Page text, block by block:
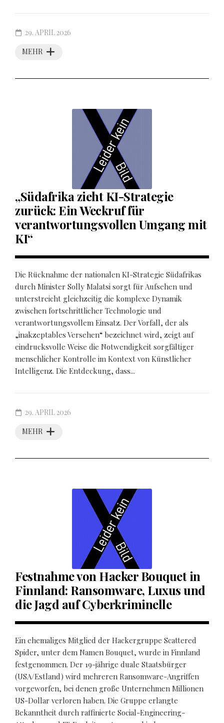
MEHR
29. APRIL 2026
„Südafrika zieht KI-Strategie
zurück: Ein Weckruf für
verantwortungsvollen Umgang mit
KI“
Die Rücknahme der nationalen KI-Strategie Südafrikas
durch Minister Solly Malatsi sorgt für Aufsehen und
unterstreicht gleichzeitig die komplexe Dynamik
zwischen fortschrittlicher Technologie und
verantwortungsvollem Einsatz. Der Vorfall, der als
„inakzeptables Versehen“ bezeichnet wird, zeigt auf
eindrucksvolle Weise die Notwendigkeit sorgfältiger
menschlicher Kontrolle im Kontext von Künstlicher
Intelligenz. Die Entdeckung, dass...
MEHR
29. APRIL 2026
Festnahme von Hacker Bouquet in
Finnland: Ransomware, Luxus und
die Jagd auf Cyberkriminelle
Ein ehemaliges Mitglied der Hackergruppe Scattered
Spider, unter dem Namen Bouquet, wurde in Finnland
festgenommen. Der 19-jährige duale Staatsbürger
(USA/Estland) wird mehreren Ransomware-Angriffen
vorgeworfen, bei denen große Unternehmen Millionen
US-Dollar verloren haben. Die Gruppe erlangte
Bekanntheit durch raffinierte Social-Engineering-